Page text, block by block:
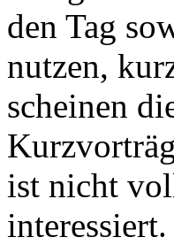
den Tag
nutzen,
scheinen
ist nicht
interessiert.